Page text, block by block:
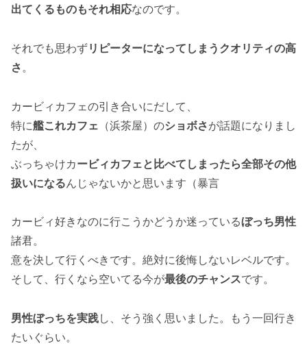
出てくるものもそれ相応なのです。
それでも思わずリピーターになってしまうクオリティの高
さ 。
カービィカフェの引き合いにだして、
特に艦これカフェ （浜茶屋）のショボさが話題になりまし
たが、
ぶっちゃけカービィカフェと比べてしまったら全部その他
扱いになるんじゃないかと思います（暴言
カービィ好きなのに行こうかどうか迷っているぼっち男性
諸君。
意を決して行くべきです。絶対に後悔しないレベルです。
そして、行くなら空いてる今が最後のチャンスです。
男性ぼっちを実践し、そう強く思いました。もう一回行き
たいぐらい。